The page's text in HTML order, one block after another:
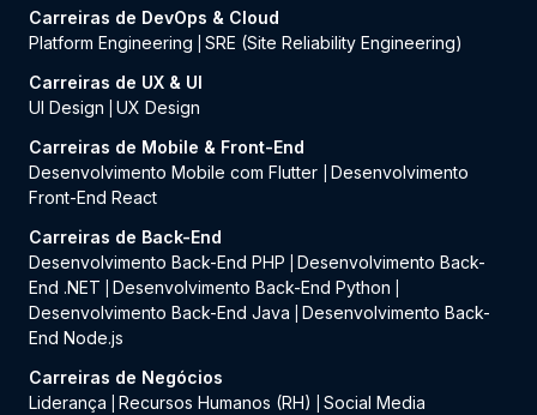
Carreiras de DevOps & Cloud
Platform Engineering
SRE (Site Reliability Engineering)
Carreiras de UX & UI
UI Design
UX Design
Carreiras de Mobile & Front-End
Desenvolvimento Mobile com Flutter
Desenvolvimento
Front-End React
Carreiras de Back-End
Desenvolvimento Back-End PHP
Desenvolvimento Back-
End .NET
Desenvolvimento Back-End Python
Desenvolvimento Back-End Java
Desenvolvimento Back-
End Node.js
Carreiras de Negócios
Liderança
Recursos Humanos (RH)
Social Media